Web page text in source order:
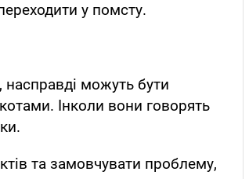
у помсту.
насправді можуть бути
Інколи вони говорять
та замовчувати проблему,